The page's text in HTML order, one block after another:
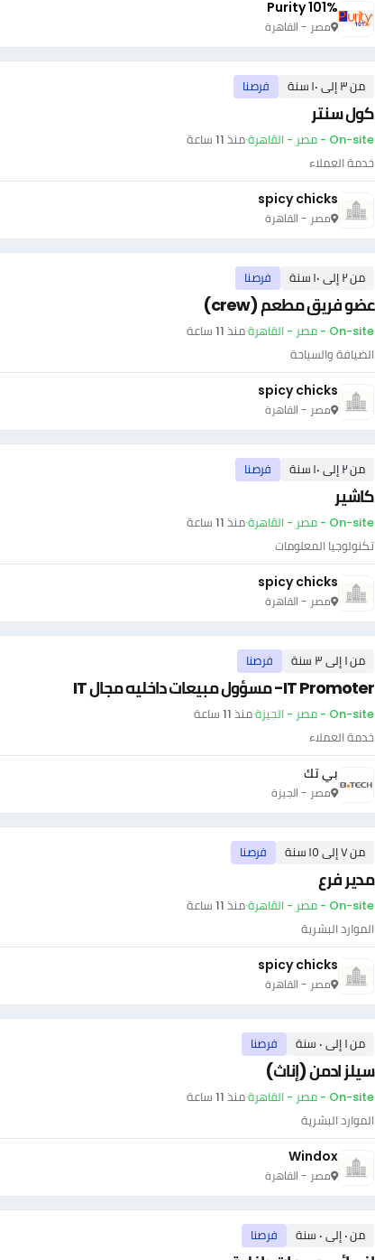
Purity 101%
مصر - القاهرة
من ٣ إلى ١٠ سنة فرصنا
كول سنتر
On-site - مصر - القاهرة ·منذ 11 ساعة
خدمة العملاء
spicy chicks
مصر - القاهرة
من ٢ إلى ١٠ سنة فرصنا
عضو فريق مطعم (crew)
On-site - مصر - القاهرة ·منذ 11 ساعة
الضيافة والسياحة
spicy chicks
مصر - القاهرة
من ٢ إلى ١٠ سنة فرصنا
كاشير
On-site - مصر - القاهرة ·منذ 11 ساعة
تكنولوجيا المعلومات
spicy chicks
مصر - القاهرة
من ١ إلى ٣ سنة فرصنا
IT Promoter- مسؤول مبيعات داخليه مجال IT
On-site - مصر - الجيزة ·منذ 11 ساعة
خدمة العملاء
بي تك
مصر - الجيزة
من ٧ إلى ١٥ سنة فرصنا
مدير فرع
On-site - مصر - القاهرة ·منذ 11 ساعة
الموارد البشرية
spicy chicks
مصر - القاهرة
من ١ إلى ٠ سنة فرصنا
سيلز ادمن (إناث)
On-site - مصر - القاهرة ·منذ 11 ساعة
الموارد البشرية
Windox
مصر - القاهرة
من ٠ إلى ٠ سنة فرصنا